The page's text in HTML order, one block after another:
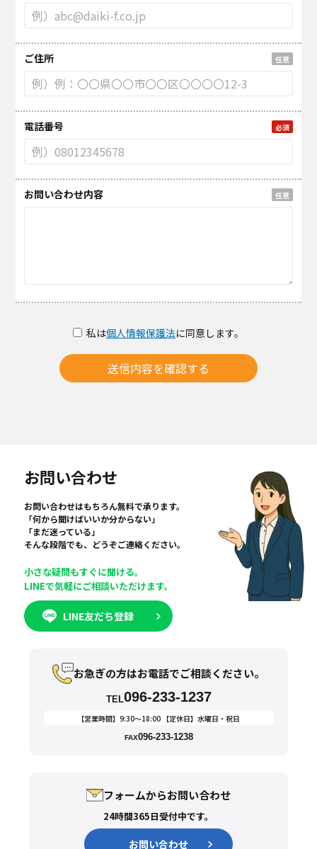
ご住所 任意
電話番号 必須
お問い合わせ内容 任意
私は個人情報保護法に同意します。
送信内容を確認する
お問い合わせ
お問い合わせはもちろん無料で承ります。
「何から聞けばいいか分からない」
「まだ迷っている」
そんな段階でも、どうぞご連絡ください。
小さな疑問もすぐに聞ける。
LINEで気軽にご相談いただけます。
LINE友だち登録
お急ぎの方はお電話でご相談ください。
TEL096-233-1237
【営業時間】9:30〜18:00 【定休日】水曜日・祝日
FAX096-233-1238
フォームからお問い合わせ
24時間365日受付中です。
お問い合わせ